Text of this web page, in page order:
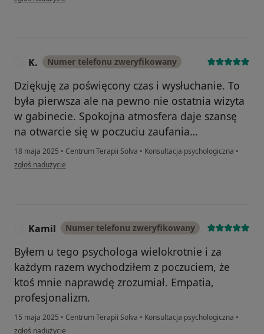
K. Numer telefonu zweryfikowany
Dziękuję za poświęcony czas i wysłuchanie. To
była pierwsza ale na pewno nie ostatnia wizyta
w gabinecie. Spokojna atmosfera daje szansę
na otwarcie się w poczuciu zaufania…
18 maja 2025 • Centrum Terapii Solva • Konsultacja psychologiczna •
w opinii użytkownika K.
zgłoś nadużycie
Kamil Numer telefonu zweryfikowany
Byłem u tego psychologa wielokrotnie i za
każdym razem wychodziłem z poczuciem, że
ktoś mnie naprawdę zrozumiał. Empatia,
profesjonalizm.
15 maja 2025 • Centrum Terapii Solva • Konsultacja psychologiczna •
w opinii użytkownika Kamil
zgłoś nadużycie